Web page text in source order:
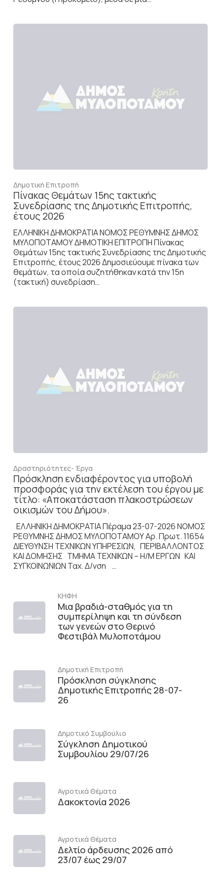
Δημοτική Επιτροπή
Πίνακας Θεμάτων 15ης τακτικής
Συνεδρίασης της Δημοτικής Επιτροπής,
έτους 2026
ΕΛΛΗΝΙΚΗ ΔΗΜΟΚΡΑΤΙΑ ΝΟΜΟΣ ΡΕΘΥΜΝΗΣ ΔΗΜΟΣ
ΜΥΛΟΠΟΤΑΜΟΥ ΔΗΜΟΤΙΚΗ ΕΠΙΤΡΟΠΗ Πίνακας
Θεμάτων 15ης τακτικής Συνεδρίασης της Δημοτικής
Επιτροπής, έτους 2026 Δημοσιεύουμε πίνακα των
θεμάτων, τα οποία συζητήθηκαν κατά την 15η
(τακτική) συνεδρίαση…
Δραστηριότητες- Έργα
Πρόσκληση ενδιαφέροντος για υποβολή
προσφοράς για την εκτέλεση του έργου με
τίτλο: «Αποκατάσταση πλακοστρώσεων
οικισμών του Δήμου».
ΕΛΛΗΝΙΚΗ ΔΗΜΟΚΡΑΤΙΑ Πέραμα 23-07-2026 ΝΟΜΟΣ
ΡΕΘΥΜΝΗΣ ΔΗΜΟΣ ΜΥΛΟΠΟΤΑΜΟΥ Αρ. Πρωτ. 11654
ΔΙΕΥΘΥΝΣΗ ΤΕΧΝΙΚΩΝ ΥΠΗΡΕΣΙΩΝ, ΠΕΡΙΒΑΛΛΟΝΤΟΣ
ΚΑΙ ΔΟΜΗΣΗΣ ΤΜΗΜΑ ΤΕΧΝΙΚΩΝ – Η/Μ ΕΡΓΩΝ ΚΑΙ
ΣΥΓΚΟΙΝΩΝΙΩΝ Ταχ. Δ/νση …
ΚΗΦΗ
Μια βραδιά-σταθμός για τη
συμπερίληψη και τη σύνδεση
των γενεών στο Θερινό
Φεστιβάλ Μυλοποτάμου
Δημοτική Επιτροπή
Πρόσκληση σύγκλησης
Δημοτικής Επιτροπής 28-07-
26
Δημοτικό Συμβούλιο
Σύγκληση Δημοτικού
Συμβουλίου 29/07/26
Αγροτικά Θέματα
Δακοκτονία 2026
Αγροτικά Θέματα
Δελτίο άρδευσης 2026 από
23/07 έως 29/07